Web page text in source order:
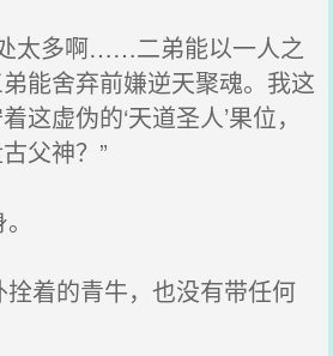
太多啊……二弟能以一人之
能舍弃前嫌逆天聚魂。我这
这虚伪的‘天道圣人’果位，
父神？”
着的青牛，也没有带任何